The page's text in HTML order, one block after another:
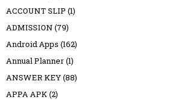
ACCOUNT SLIP (1)
ADMISSION (79)
Android Apps (162)
Annual Planner(1)
ANSWER KEY(88)
APPA APK(2)